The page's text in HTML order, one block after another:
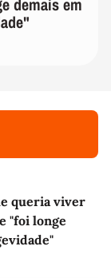
demais em
queria viver
"foi longe